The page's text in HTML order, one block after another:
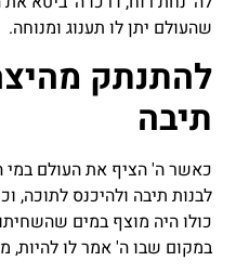
שהעולם יתן לו תענוג ומנוחה.
להתנתק
תיבה
כאשר ה' הציף את העולם במי
לבנות תיבה ולהיכנס לתוכה,
כולו היה מוצף במים
במקום שבו ה' אמר לו להיות,